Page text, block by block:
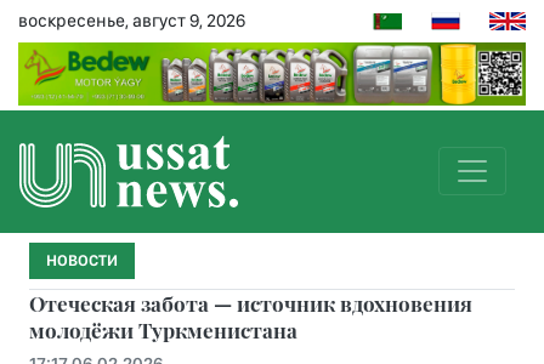
воскресенье, август 9, 2026
НОВОСТИ
Отеческая забота — источник вдохновения
молодёжи Туркменистана